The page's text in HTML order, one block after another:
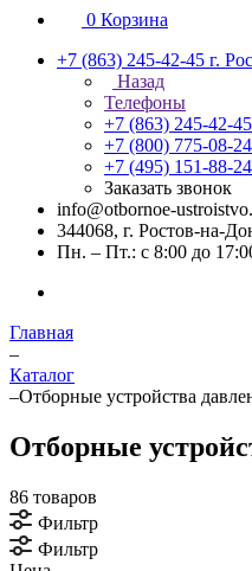
0 Корзина
+7 (863) 245-42-45 г.
Назад
Телефоны
+7 (863) 245-42-45
+7 (800) 775-08-24
+7 (495) 151-88-24
Заказать звонок
info@otbornoe-
344068, г. Ростов-на-
Пн. – Пт.: с 8:00 до
Главная
–
Каталог
–Отборные устройства
Отборные
86 товаров
Фильтр
Фильтр